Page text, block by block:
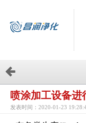
喷涂加工设备进
发表时间：2020-01-23